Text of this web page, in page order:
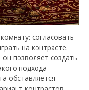
согласовать
на контрасте.
позволяет создать
подхода
обставляется